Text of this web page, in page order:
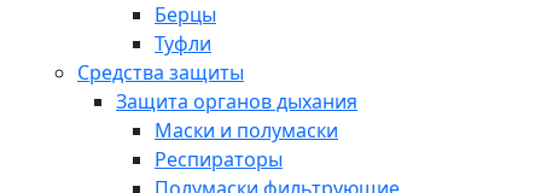
Берцы
Туфли
Средства защиты
Защита органов дыхания
Маски и полумаски
Респираторы